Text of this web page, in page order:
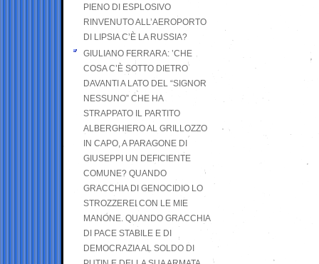
PIENO DI ESPLOSIVO
RINVENUTO ALL’AEROPORTO
DI LIPSIA C’È LA RUSSIA?
GIULIANO FERRARA: ’CHE
COSA C’È SOTTO DIETRO
DAVANTI A LATO DEL “SIGNOR
NESSUNO” CHE HA
STRAPPATO IL PARTITO
ALBERGHIERO AL GRILLOZZO
IN CAPO, A PARAGONE DI
GIUSEPPI UN DEFICIENTE
COMUNE? QUANDO
GRACCHIA DI GENOCIDIO LO
STROZZEREI CON LE MIE
MANONE. QUANDO GRACCHIA
DI PACE STABILE E DI
DEMOCRAZIA AL SOLDO DI